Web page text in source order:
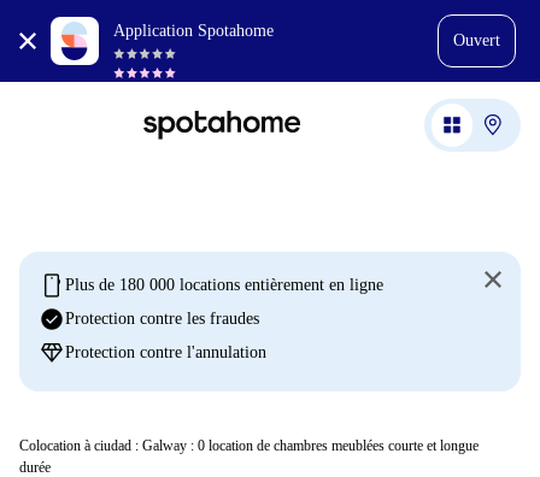
Application Spotahome
Ouvert
mobile Plus de 180 000 locations entièrement en ligne
check_circleProtection contre les fraudes
diamondProtection contre l'annulation
Colocation à ciudad : Galway : 0 location de chambres meublées courte et longue
durée